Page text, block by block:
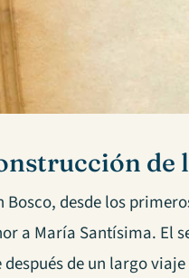
de
Bosco, desde los
a María Santísima. El
después de un largo